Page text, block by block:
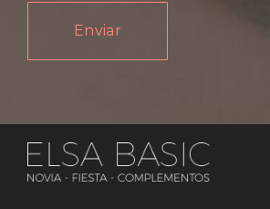
Enviar